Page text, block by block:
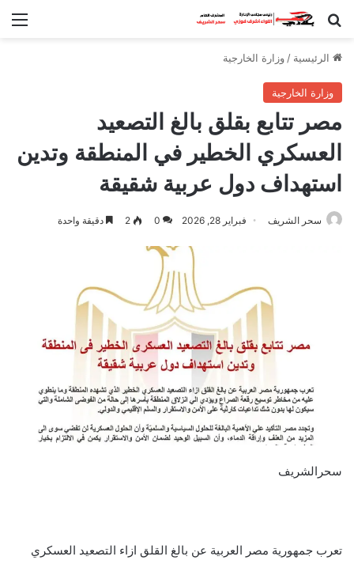
بحث عن
الرئيسية / وزارة الخارجية
وزارة الخارجية
مصر تتابع بقلق بالغ التصعيد
العسكري الخطير في المنطقة وتدين
استهداف دول عربية شقيقة
سحر الشريف فبراير 28, 2026 0
2 دقيقة واحدة
سحرالشريف
تعرب جمهورية مصر العربية عن بالغ القلق ازاء التصعيد العسكري